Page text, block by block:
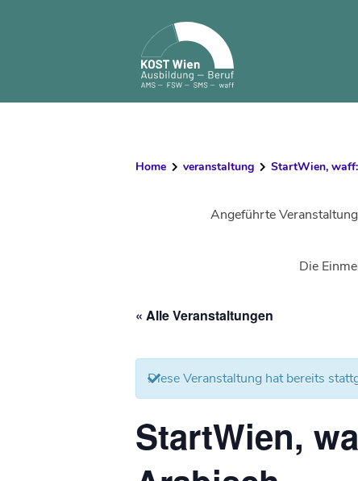
Home veranstaltung StartWien,
Angeführte
Die
« Alle Veranstaltungen
Diese Veranstaltung hat bereits
StartWien,